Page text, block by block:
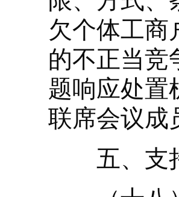
欠个体工商
的不正当竞
题响应处置
联席会议成
五、支